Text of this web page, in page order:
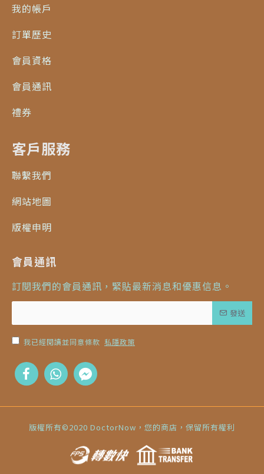
我的帳戶
訂單歷史
會員資格
會員通訊
禮券
客戶服務
聯繫我們
網站地圖
版權申明
會員通訊
訂閱我們的會員通訊，緊貼最新消息和優惠信息。
發送
我已經閱讀並同意條款 私隱政策
版權所有©2020 DoctorNow，您的商店，保留所有權利